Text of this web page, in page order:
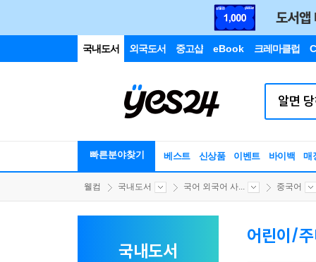
국내도서 외국도서 중고샵 eBook 크레마클럽
빠른분야찾기 베스트 신상품 이벤트 바이백 매
웰컴 국내도서 국어 외국어 사... 중국어
국내도서
어린이/